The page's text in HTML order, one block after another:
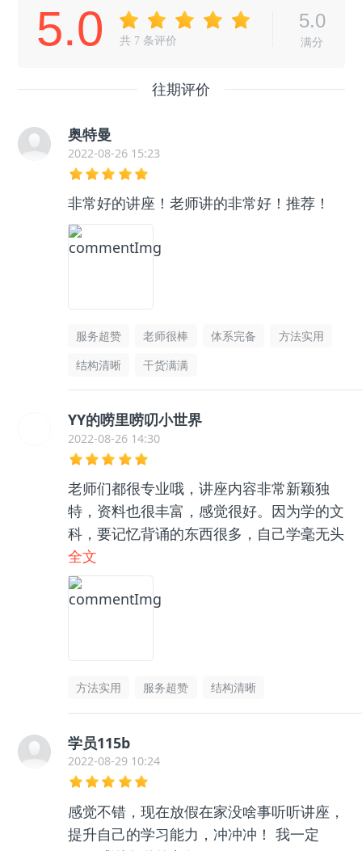
5.0 共 7 条评价
5.0
满分
往期评价
奥特曼
2022-08-26 15:23
非常好的讲座！老师讲的非常好！推荐！
服务超赞 老师很棒 体系完备
方法实用
结构清晰
干货满满
YY的唠里唠叨小世界
2022-08-26 14:30
老师们都很专业哦，讲座内容非常新颖独
特，资料也很丰富，感觉很好。因为学的文
科，要记忆背诵的东西很多，自己学毫无头
绪，和咨询老师聊了之后收获很大，逻辑框
架清晰了很多，总之很推荐👍🏻
全文
方法实用 服务超赞 结构清晰
学员115b
2022-08-29 10:24
感觉不错，现在放假在家没啥事听听讲座，
提升自己的学习能力，冲冲冲！ 我一定